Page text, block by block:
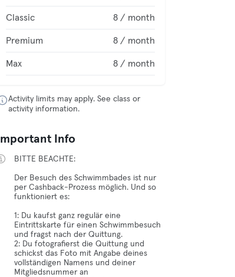
Classic 8 / month
Premium 8 / month
Max 8 / month
Activity limits may apply. See class or
activity information.
Important Info
BITTE BEACHTE:
Der Besuch des Schwimmbades ist nur
per Cashback-Prozess möglich. Und so
funktioniert es:
1: Du kaufst ganz regulär eine
Eintrittskarte für einen Schwimmbesuch
und fragst nach der Quittung.
2: Du fotografierst die Quittung und
schickst das Foto mit Angabe deines
vollständigen Namens und deiner
Mitgliedsnummer an